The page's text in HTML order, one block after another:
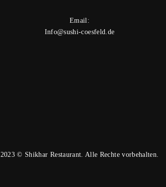
Email:
Info@sushi-coesfeld.de
2023 © Shikhar Restaurant. Alle Rechte vorbehalten.